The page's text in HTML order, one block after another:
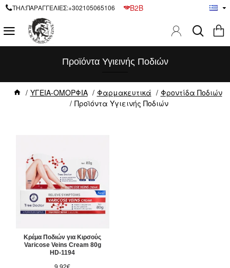
ΤΗΛ:ΠΑΡΑΓΓΕΛΙΕΣ:+302105065106 B2B
ΥΓΕΙΑ-ΟΜΟΡΦΙΑ Φαρμακευτικά
Φροντίδα Ποδιών
Προϊόντα Υγιεινής Ποδιών
Προϊόντα Υγιεινής Ποδιών
Κρέμα Ποδιών για Κιρσούς
Varicose Veins Cream 80g
HD-1194